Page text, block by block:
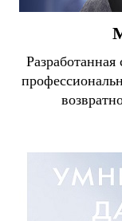
Разработанная